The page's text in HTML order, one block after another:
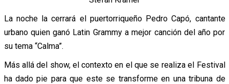
La noche la cerrará el puertorriqueño Pedro Capó, cantante
urbano quien ganó Latin Grammy a mejor canción del año por
su tema “Calma”.
Más allá del show, el contexto en el que se realiza el Festival
ha dado pie para que este se transforme en una tribuna de